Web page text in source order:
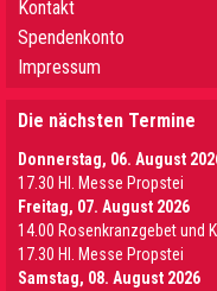
Kontakt
Spendenkonto
Impressum
Die nächsten Termine
Donnerstag, 06. August
17.30 Hl. Messe Propstei
Freitag, 07. August 2026
14.00 Rosenkranzgebet und
17.30 Hl. Messe Propstei
Samstag, 08. August 2026